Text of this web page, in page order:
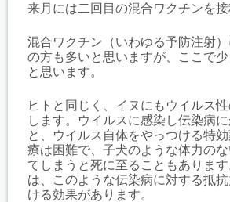
来月には二回目の混合ワクチンを接
混合ワクチン（いわゆる予防注射
の方も多いと思いますが、ここで
と思います。
ヒトと同じく、イヌにもウイルス
します。ウイルスに感染し伝染病
と、ウイルス自体をやっつける特
療は困難で、子犬のような体力の
てしまうと死に至ることもありま
は、このような伝染病に対する抵
ける効果があります。